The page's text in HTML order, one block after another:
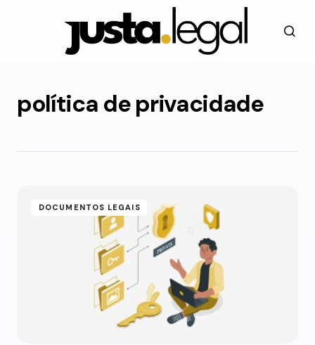
política de privacidade
DOCUMENTOS LEGAIS